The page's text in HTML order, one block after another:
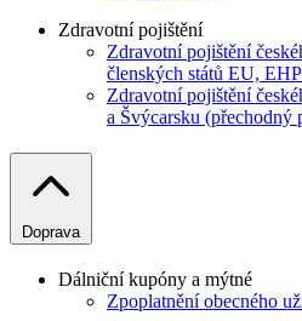
Zdravotní pojištění
Zdravotní pojištění
členských států EU,
Zdravotní pojištění
a Švýcarsku (přechodný
Doprava
Dálniční kupóny a mýtné
Zpoplatnění obecného